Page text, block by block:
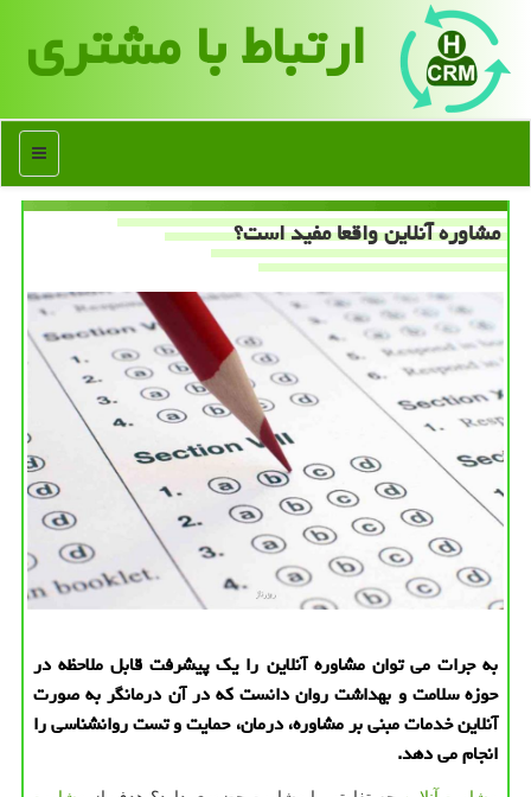
ارتباط با مشتری
منو
مشاوره آنلاین واقعا مفید است؟
به جرات می توان مشاوره آنلاین را یك پیشرفت قابل ملاحظه در
حوزه سلامت و بهداشت روان دانست كه در آن درمانگر به صورت
آنلاین خدمات مبنی بر مشاوره، درمان، حمایت و تست روانشناسی را
انجام می دهد.